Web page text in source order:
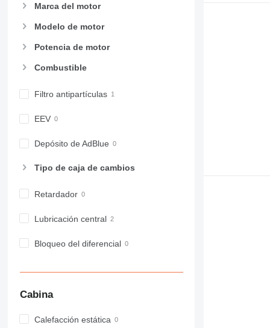
962
966
972
990
AP
CS
E-series
GC
MH
PM
Marca del motor
Modelo de motor
Potencia de motor
Combustible
Filtro antipartículas
EEV
Depósito de AdBlue
Tipo de caja de cambios
Retardador
Lubricación central
Bloqueo del diferencial
Cabina
Calefacción estática